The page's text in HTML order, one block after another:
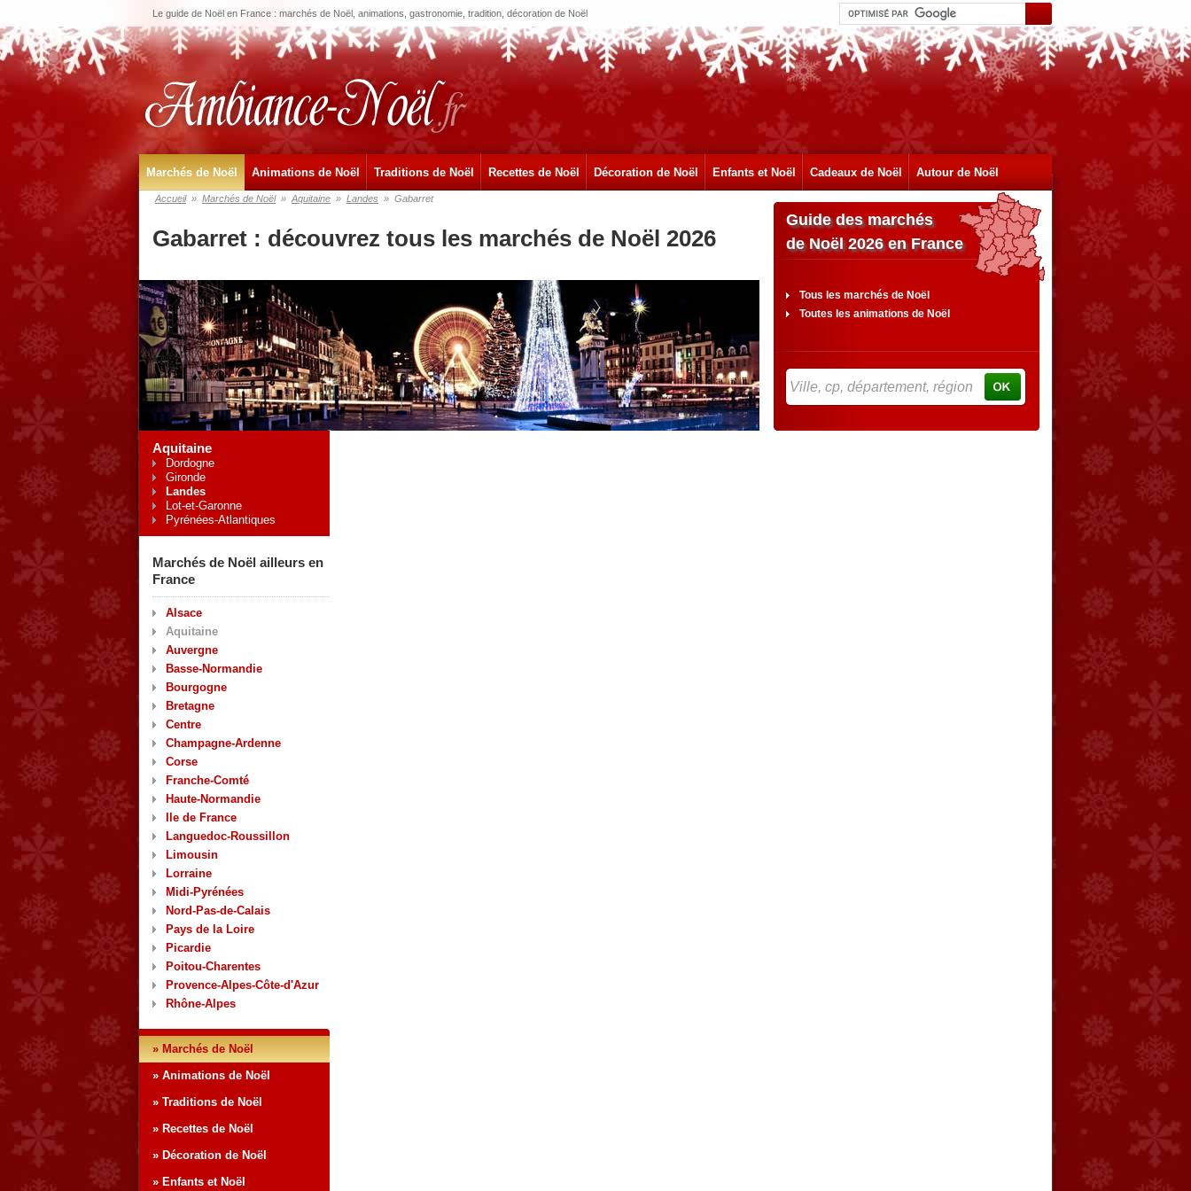
Le guide de Noël en France : marchés de Noël, animations, gastronomie, tradition, décoration de Noël
Marchés de Noël Animations de Noël Traditions de Noël Recettes de Noël Décoration de Noël Enfants et Noël Cadeaux de Noël Autour de Noël
Accueil » Marchés de Noël » Aquitaine » Landes » Gabarret
Gabarret : découvrez tous les marchés de Noël 2026
Aquitaine
Dordogne
Gironde
Landes
Lot-et-Garonne
Pyrénées-Atlantiques
Marchés de Noël ailleurs en
France
Alsace
Aquitaine
Auvergne
Basse-Normandie
Bourgogne
Bretagne
Centre
Champagne-Ardenne
Corse
Franche-Comté
Haute-Normandie
Ile de France
Languedoc-Roussillon
Limousin
Lorraine
Midi-Pyrénées
Nord-Pas-de-Calais
Pays de la Loire
Picardie
Poitou-Charentes
Provence-Alpes-Côte-d'Azur
Rhône-Alpes
» Marchés de Noël
» Animations de Noël
» Traditions de Noël
» Recettes de Noël
» Décoration de Noël
» Enfants et Noël
Guide des marchés
de Noël 2026 en France
Tous les marchés de Noël
Toutes les animations de Noël